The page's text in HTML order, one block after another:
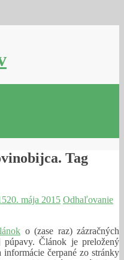
Tag
20. mája 2015 Odhaľovanie
o (zase raz) zázračných
Článok je preložený
čerpané zo stránky